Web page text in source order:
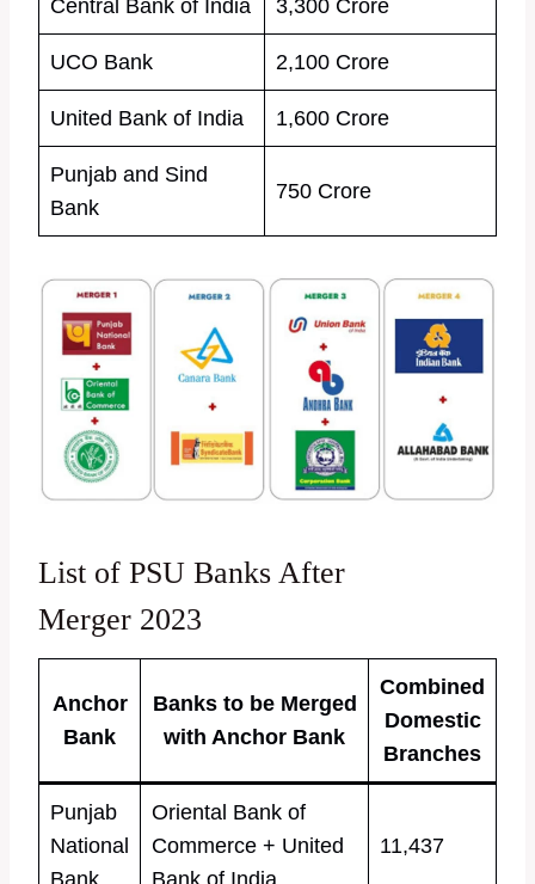
Central Bank of India 3,300 Crore
UCO Bank 2,100 Crore
United Bank of India 1,600 Crore
Punjab and Sind
Bank
750 Crore
List of PSU Banks After
Merger 2023
Anchor
Bank
Banks to be Merged
with Anchor Bank
Combined
Domestic
Branches
Punjab
National
Oriental Bank of
Commerce + United
11,437